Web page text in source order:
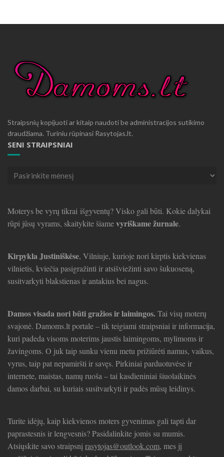
Straipsnių kopijuoti ar kitaip naudoti be administracijos sutikimo
draudžiama. Turiniu rūpinasi Rasytojas.lt.
SENI STRAIPSNIAI
Seni
Moterys be vyrų tikrai išgyventų? Visko gali būti. Kokie dalykai
rūpi jūsų vyrams, skaitykite šiamevyriškame žurnale.
Kirpykla Justiniškėse, Vilniuje, kurioje nori kirptis kiekvienas
vilnietis, kviečia pasigražinti ir atsišviežinti savo šukuoseną,
susitvarkyti blakstienas ir antakius bei nagus.
Damos visada nori būti gražios ir laimingos.Tai visų moterų
svajonė. Damoms.lt portale – tik teigiami straipsniai ir informacija,
kuri padeda visoms moterims jaustis laimingoms, mylimoms ir
žavingoms. O juk taip sunku vienu metu prižiūrėti namus, vaikus,
vyrus, taip pat nepamiršti ir savęs. Pirkiniai parduotuvėse ir
internete, maistas, namų ruoša – tai kasdieniniai šiuolaikinės
damos darbai, su kuriais susitvarkyti ir padės mūsų leidinys.
Turite idėjų, kaip kiekvienos moters gyvenimas gali tapti dar
paprastesnis ir lengvesnis? Pasidalinkite jomis su mumis.
Atsiųskite savo straipsnį rasytojas@outlook.com, mes jį